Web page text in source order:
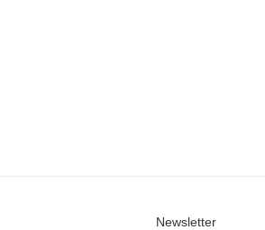
Newsletter